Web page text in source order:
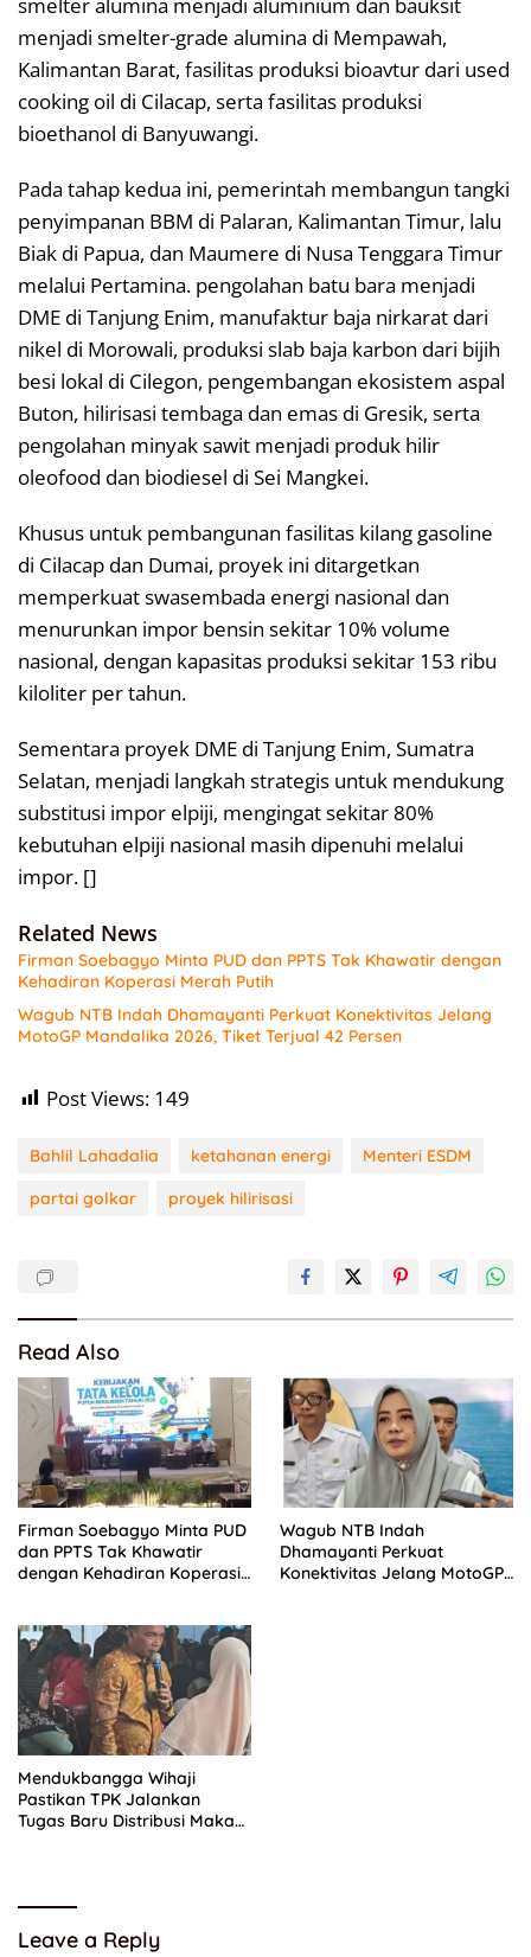
menjadi smelter-grade alumina di Mempawah,
Kalimantan Barat, fasilitas produksi bioavtur dari used
cooking oil di Cilacap, serta fasilitas produksi
bioethanol di Banyuwangi.
Pada tahap kedua ini, pemerintah membangun tangki
penyimpanan BBM di Palaran, Kalimantan Timur, lalu
Biak di Papua, dan Maumere di Nusa Tenggara Timur
melalui Pertamina. pengolahan batu bara menjadi
DME di Tanjung Enim, manufaktur baja nirkarat dari
nikel di Morowali, produksi slab baja karbon dari bijih
besi lokal di Cilegon, pengembangan ekosistem aspal
Buton, hilirisasi tembaga dan emas di Gresik, serta
pengolahan minyak sawit menjadi produk hilir
oleofood dan biodiesel di Sei Mangkei.
Khusus untuk pembangunan fasilitas kilang gasoline
di Cilacap dan Dumai, proyek ini ditargetkan
memperkuat swasembada energi nasional dan
menurunkan impor bensin sekitar 10% volume
nasional, dengan kapasitas produksi sekitar 153 ribu
kiloliter per tahun.
Sementara proyek DME di Tanjung Enim, Sumatra
Selatan, menjadi langkah strategis untuk mendukung
substitusi impor elpiji, mengingat sekitar 80%
kebutuhan elpiji nasional masih dipenuhi melalui
impor. []
Related News
Firman Soebagyo Minta PUD dan PPTS Tak Khawatir dengan
Kehadiran Koperasi Merah Putih
Wagub NTB Indah Dhamayanti Perkuat Konektivitas Jelang
MotoGP Mandalika 2026, Tiket Terjual 42 Persen
Post Views: 149
Bahlil Lahadalia ketahanan energi
Menteri ESDM
partai golkar
proyek hilirisasi
Read Also
Firman Soebagyo Minta PUD
dan PPTS Tak Khawatir
dengan Kehadiran Koperasi
Wagub NTB Indah
Dhamayanti Perkuat
Konektivitas Jelang MotoGP
Mendukbangga Wihaji
Pastikan TPK Jalankan
Tugas Baru Distribusi Makan
Leave a Reply